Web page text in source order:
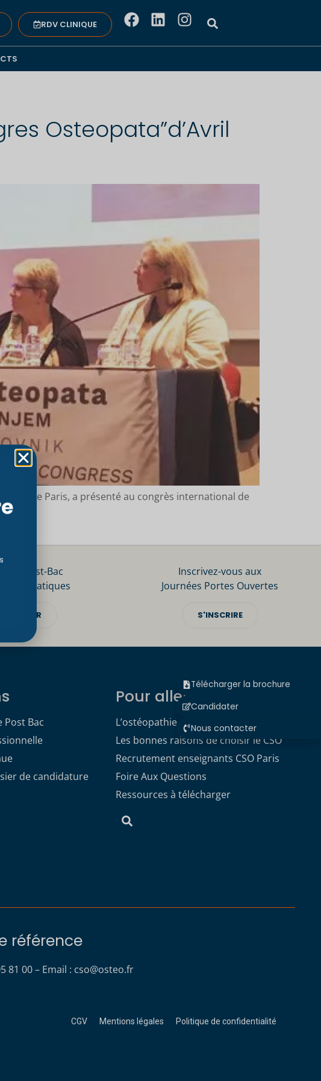
avec les réglementations. Personnalisez vos préférences pour
RDV CLINIQUE
Télécharger la brochure
Candidater
Nous contacter
Osteopata”d’Avril
Paris, a présenté au congrès international de
Post-Bac
pratiques
DÉCOUVRIR
Inscrivez-vous aux
Journées Portes Ouvertes
S'INSCRIRE
Bac
de candidature
Pour aller plus loin
L’ostéopathie
Les bonnes raisons de choisir le CSO
Recrutement enseignants CSO Paris
Foire Aux Questions
Ressources à télécharger
référence
81 00 – Email : cso@osteo.fr
CGV Mentions légales Politique de confidentialité